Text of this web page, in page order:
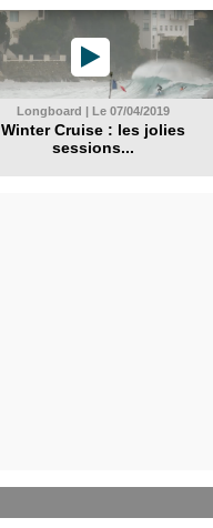
Longboard | Le 07/04/2019
Winter Cruise : les jolies
sessions...